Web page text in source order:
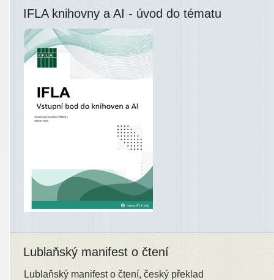
IFLA knihovny a AI - úvod do tématu
Lublaňský manifest o čtení
Lublaňský manifest o čtení, český překlad